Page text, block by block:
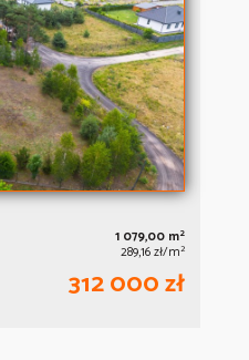
1 079,00 m2
289,16 zł/m2
312 000 zł